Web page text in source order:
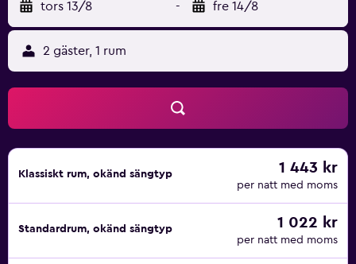
tors 13/8 - fre 14/8
2 gäster, 1 rum
Klassiskt rum, okänd sängtyp 1 443 kr
per natt med moms
Standardrum, okänd sängtyp 1 022 kr
per natt med moms